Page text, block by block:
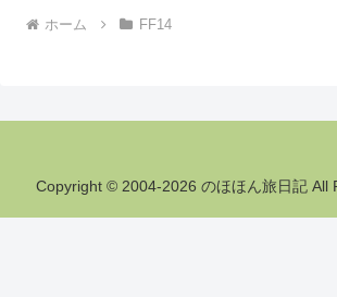
ホーム FF14
Copyright © 2004-2026 のほほん旅日記 All